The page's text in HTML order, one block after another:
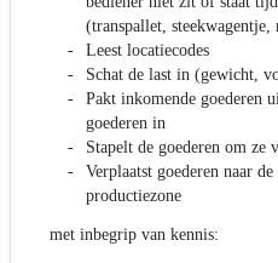
(transpallet, steekwagentje,
Leest locatiecodes
Schat de last in (gewicht,
Pakt inkomende goederen
goederen in
Stapelt de goederen om ze
Verplaatst goederen naar
productiezone
met inbegrip van kennis: